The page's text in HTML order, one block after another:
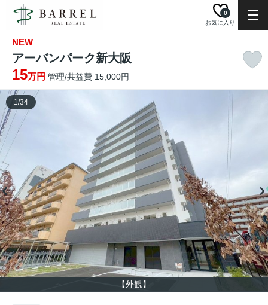
お気に入り
0
NEW
アーバンパーク新大阪
15万円 管理/共益費 15,000円
【外観】
1/34